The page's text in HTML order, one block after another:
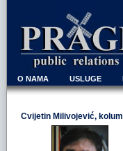
O NAMA USLUGE
Cvijetin Milivojević,